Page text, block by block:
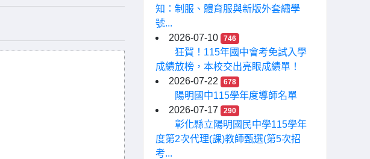
知：制服、體育服與新版外套繡學
號...
2026-07-10
746
狂賀！115年國中會考免試入學
成績放榜，本校交出亮眼成績單！
2026-07-22
678
陽明國中115學年度導師名單
2026-07-17
290
彰化縣立陽明國民中學115學年
度第2次代理(課)教師甄選(第5次招
考...